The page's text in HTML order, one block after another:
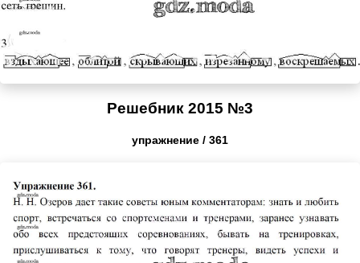
Решебник 2015 №3
упражнение / 361